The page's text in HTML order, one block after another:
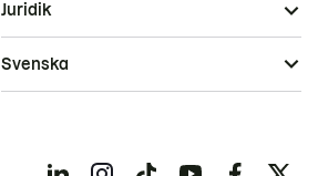
Juridik
Svenska